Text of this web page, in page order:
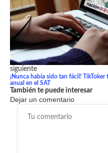
siguiente
¡Nunca había sido tan fácil!
anual en el SAT
También te puede interesar
Dejar un comentario